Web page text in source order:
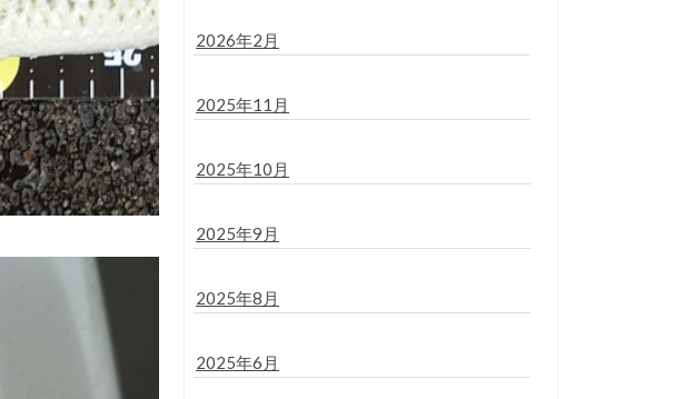
2026年2月
2025年11月
2025年10月
2025年9月
2025年8月
2025年6月